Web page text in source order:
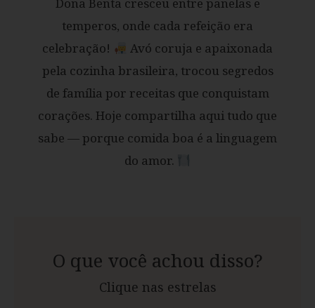
Dona Benta cresceu entre panelas e
temperos, onde cada refeição era
celebração!
Avó coruja e apaixonada
pela cozinha brasileira, trocou segredos
de família por receitas que conquistam
corações. Hoje compartilha aqui tudo que
sabe — porque comida boa é a linguagem
do amor.
O que você achou disso?
Clique nas estrelas